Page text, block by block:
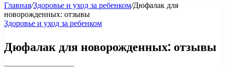
Главная/Здоровье и уход за ребенком/Дюфалак для
новорожденных: отзывы
Здоровье и уход за ребенком
Дюфалак для новорожденных: отзывы